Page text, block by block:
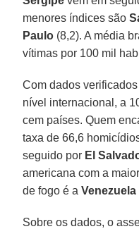
menores índices são
Paulo (8,2). A média
vítimas por 100 mil
Com dados
nível internacional, a
cem países. Quem
taxa de 66,6
seguido por El
americana com a
de fogo é aVenezuela
Sobre os dados, o